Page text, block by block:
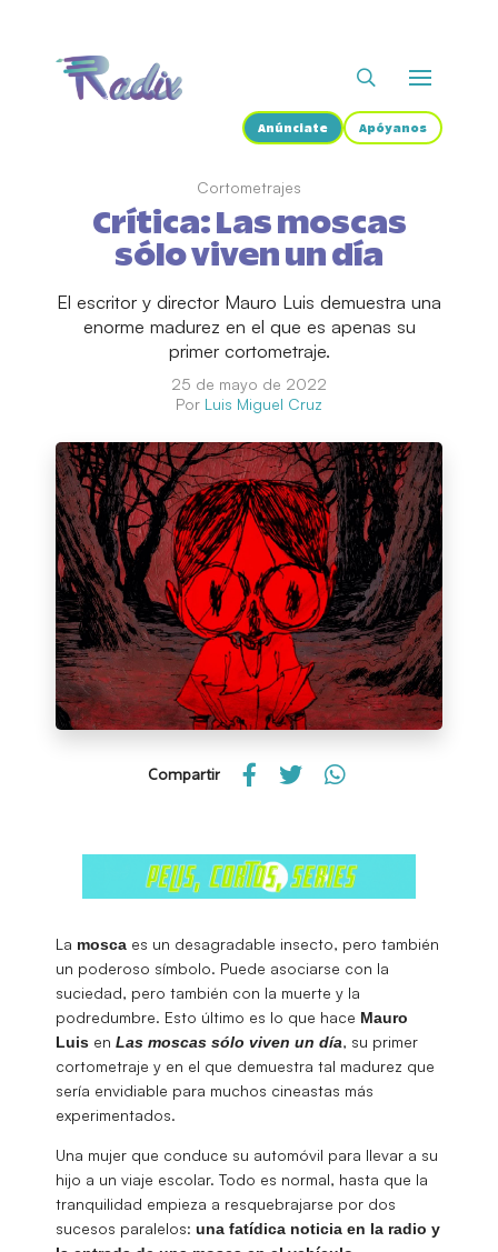
Anúnciate Apóyanos
Cortometrajes
Crítica: Las moscas
sólo viven un día
El escritor y director Mauro Luis demuestra una
enorme madurez en el que es apenas su
primer cortometraje.
25 de mayo de 2022
Por Luis Miguel Cruz
Compartir
La mosca es un desagradable insecto, pero también
un poderoso símbolo. Puede asociarse con la
suciedad, pero también con la muerte y la
podredumbre. Esto último es lo que hace Mauro
Luis en Las moscas sólo viven un día, su primer
cortometraje y en el que demuestra tal madurez que
sería envidiable para muchos cineastas más
experimentados.
Una mujer que conduce su automóvil para llevar a su
hijo a un viaje escolar. Todo es normal, hasta que la
tranquilidad empieza a resquebrajarse por dos
sucesos paralelos: una fatídica noticia en la radio y